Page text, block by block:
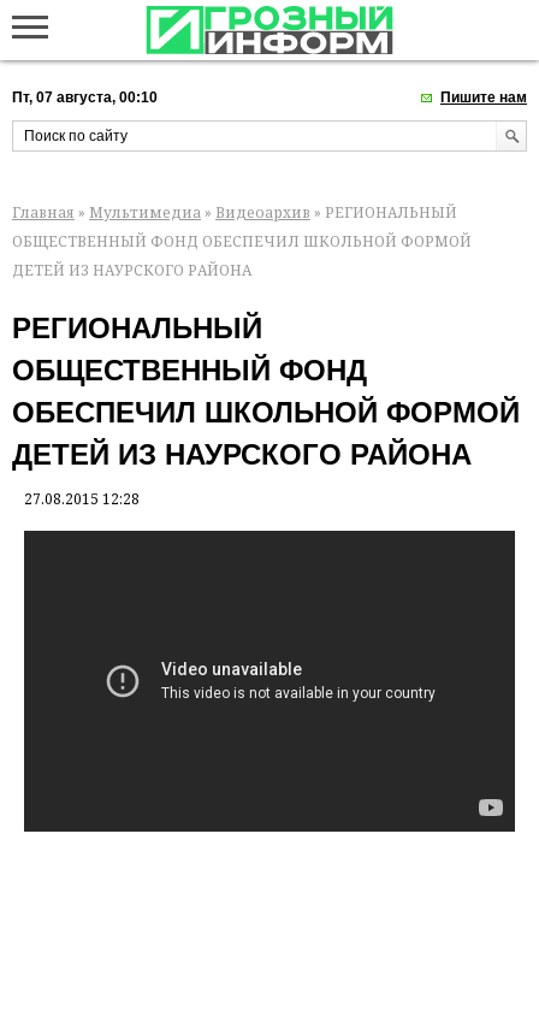
Пт, 07 августа, 00:10 Пишите нам
Главная » Мультимедиа » Видеоархив » РЕГИОНАЛЬНЫЙ
ОБЩЕСТВЕННЫЙ ФОНД ОБЕСПЕЧИЛ ШКОЛЬНОЙ ФОРМОЙ
ДЕТЕЙ ИЗ НАУРСКОГО РАЙОНА
РЕГИОНАЛЬНЫЙ
ОБЩЕСТВЕННЫЙ ФОНД
ОБЕСПЕЧИЛ ШКОЛЬНОЙ ФОРМОЙ
ДЕТЕЙ ИЗ НАУРСКОГО РАЙОНА
27.08.2015 12:28